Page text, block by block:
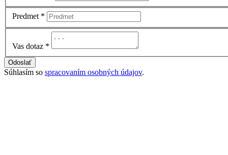
Predmet *
Vas dotaz *
Odoslať
Súhlasím so spracovaním osobných údajov.